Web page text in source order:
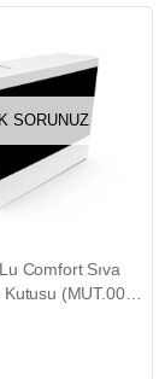
SORUNUZ
Comfort Sıva
(MUT.001